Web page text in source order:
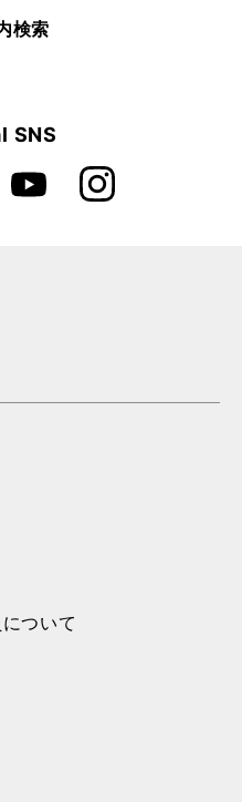
検索
SNS
Instagra
m
ついて